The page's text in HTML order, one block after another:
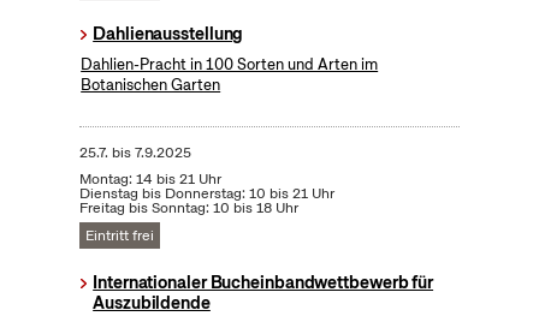
Dahlienausstellung
Dahlien-Pracht in 100 Sorten und Arten im
Botanischen Garten
25.7. bis7.9.2025
Montag: 14 bis 21 Uhr
Dienstag bis Donnerstag: 10 bis 21 Uhr
Freitag bis Sonntag: 10 bis 18 Uhr
Eintritt frei
Internationaler Bucheinbandwettbewerb für
Auszubildende